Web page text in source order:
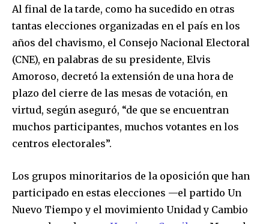
Al final de la tarde, como ha sucedido en otras
tantas elecciones organizadas en el país en los
años del chavismo, el Consejo Nacional Electoral
(CNE), en palabras de su presidente, Elvis
Amoroso, decretó la extensión de una hora de
plazo del cierre de las mesas de votación, en
virtud, según aseguró, “de que se encuentran
muchos participantes, muchos votantes en los
centros electorales”.
Los grupos minoritarios de la oposición que han
participado en estas elecciones —el partido Un
Nuevo Tiempo y el movimiento Unidad y Cambio